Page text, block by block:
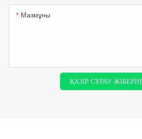
Мазмұны
ҚАЗІР СҰРАУ